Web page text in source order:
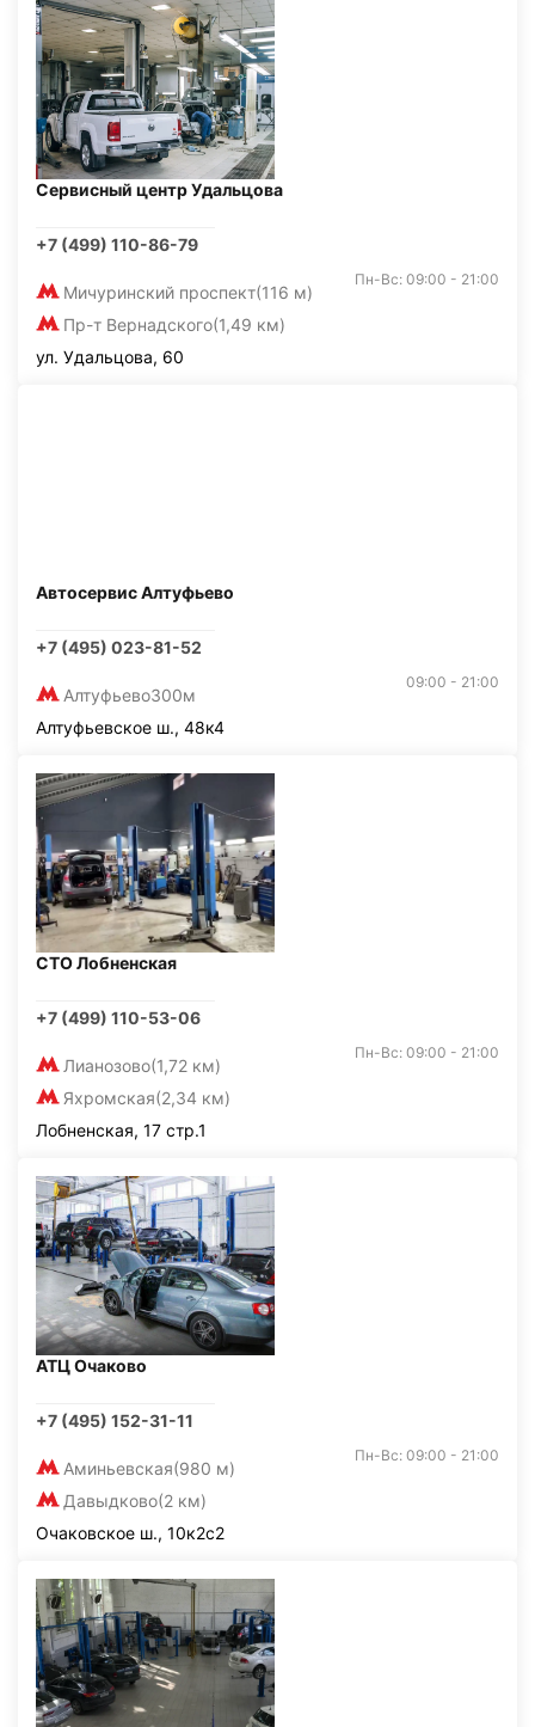
Сервисный центр Удальцова
+7 (499) 110-86-79
Мичуринский проспект(116 м)
Пр-т Вернадского(1,49 км)
Пн-Вс: 09:00 - 21:00
ул. Удальцова, 60
Автосервис Алтуфьево
+7 (495) 023-81-52
Алтуфьево300м
09:00 - 21:00
Алтуфьевское ш., 48к4
СТО Лобненская
+7 (499) 110-53-06
Лианозово(1,72 км)
Яхромская(2,34 км)
Пн-Вс: 09:00 - 21:00
Лобненская, 17 стр.1
АТЦ Очаково
+7 (495) 152-31-11
Аминьевская(980 м)
Давыдково(2 км)
Пн-Вс: 09:00 - 21:00
Очаковское ш., 10к2с2